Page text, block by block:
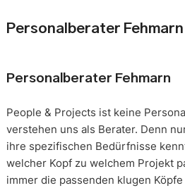
Personalberater Fehmarn
Personalberater Fehmarn
People & Projects ist keine
verstehen uns als Berater. Denn
ihre spezifischen Bedürfnisse
welcher Kopf zu welchem Projekt
immer die passenden klugen